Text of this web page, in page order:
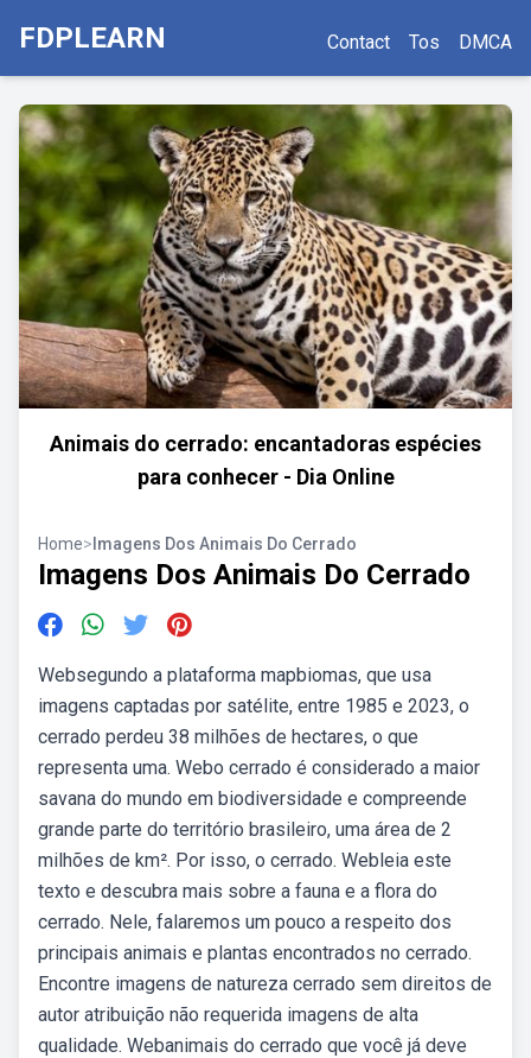
FDPLEARN Contact Tos DMCA
Animais do cerrado: encantadoras espécies
para conhecer - Dia Online
Home> Imagens Dos Animais Do Cerrado
Imagens Dos Animais Do Cerrado
Websegundo a plataforma mapbiomas, que usa
imagens captadas por satélite, entre 1985 e 2023, o
cerrado perdeu 38 milhões de hectares, o que
representa uma. Webo cerrado é considerado a maior
savana do mundo em biodiversidade e compreende
grande parte do território brasileiro, uma área de 2
milhões de km². Por isso, o cerrado. Webleia este
texto e descubra mais sobre a fauna e a flora do
cerrado. Nele, falaremos um pouco a respeito dos
principais animais e plantas encontrados no cerrado.
Encontre imagens de natureza cerrado sem direitos de
autor atribuição não requerida imagens de alta
qualidade. Webanimais do cerrado que você já deve